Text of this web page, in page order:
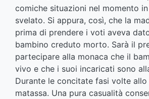
comiche situazioni nel momento
svelato. Si appura, così, che la
prima di prendere i voti aveva
bambino creduto morto. Sarà il
partecipare alla monaca che il
vivo e che i suoi incaricati sono
Durante le concitate fasi volte
matassa. Una pura casualità